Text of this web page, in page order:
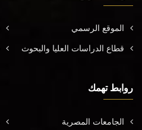
الموقع الرسمي
قطاع الدراسات العليا والبحوث
روابط تهمك
الجامعات المصرية